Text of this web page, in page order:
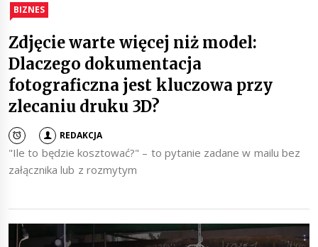
BIZNES
Zdjęcie warte więcej niż model:
Dlaczego dokumentacja
fotograficzna jest kluczowa przy
zlecaniu druku 3D?
REDAKCJA
"Ile to będzie kosztować?" – to pytanie zadane w mailu bez
załącznika lub z rozmytym